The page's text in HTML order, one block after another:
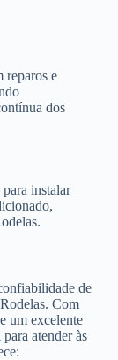
reparos e
dos
instalar
de
Com
um excelente
atender às